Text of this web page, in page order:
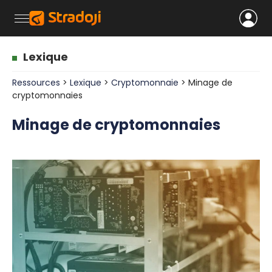
Lexique
Ressources > Lexique > Cryptomonnaie > Minage de
cryptomonnaies
Minage de cryptomonnaies